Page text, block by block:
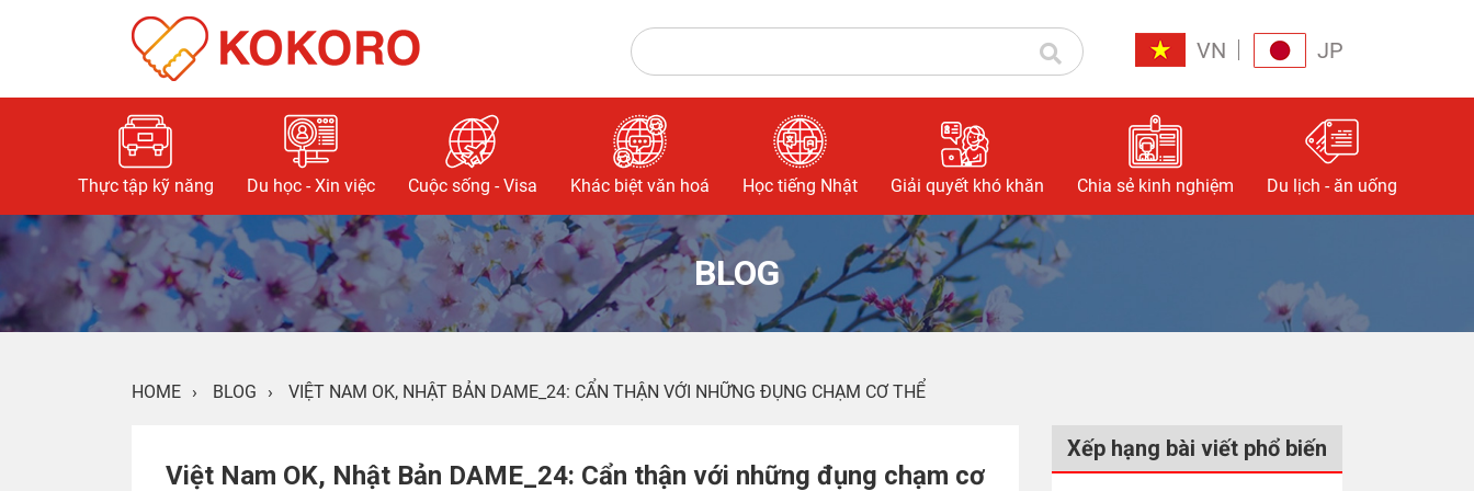
VN JP
Thực tập kỹ năng Du học - Xin việc Cuộc sống - Visa Khác biệt văn hoá Học tiếng Nhật Giải quyết khó khăn Chia sẻ kinh nghiệm Du lịch - ăn uống
BLOG
HOME › BLOG › VIỆT NAM OK, NHẬT BẢN DAME_24: CẨN THẬN VỚI NHỮNG ĐỤNG CHẠM CƠ THỂ
Việt Nam OK, Nhật Bản DAME_24: Cẩn thận với những đụng chạm cơ
Xếp hạng bài viết phổ biến